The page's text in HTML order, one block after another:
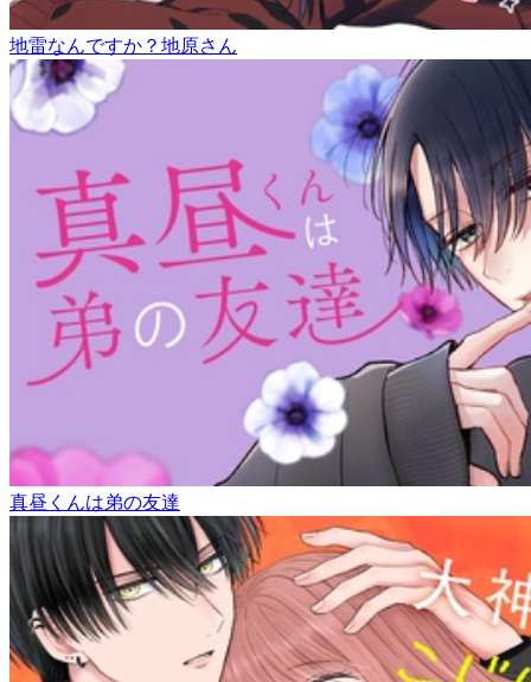
地雷なんですか？地原さん
真昼くんは弟の友達